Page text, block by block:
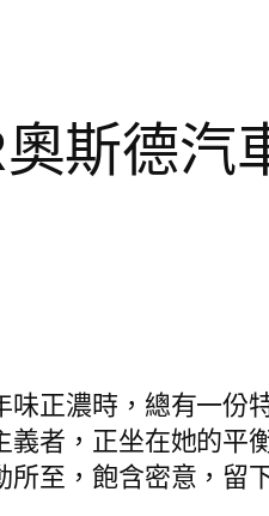
斯德汽
味正濃時，總有一
義者，正坐在她的平
所至，飽含密意，留